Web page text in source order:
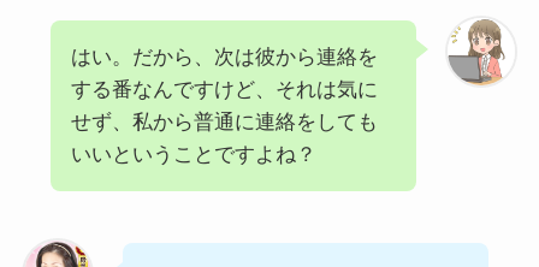
はい。だから、次は彼から連絡を
する番なんですけど、それは気に
せず、私から普通に連絡をしても
いいということですよね？